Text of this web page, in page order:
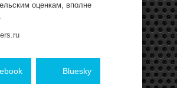
оценкам, вполне
Bluesky